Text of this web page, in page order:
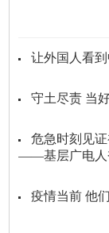
让外国人看
守土尽责 当
危急时刻见
——基层广电人
疫情当前 他